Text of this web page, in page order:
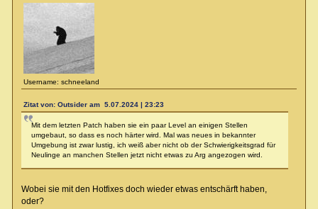
Username: schneeland
Zitat von: Outsider am 5.07.2024 | 23:23
Mit dem letzten Patch haben sie ein paar Level an einigen Stellen
umgebaut, so dass es noch härter wird. Mal was neues in bekannter
Umgebung ist zwar lustig, ich weiß aber nicht ob der Schwierigkeitsgrad für
Neulinge an manchen Stellen jetzt nicht etwas zu Arg angezogen wird.
Wobei sie mit den Hotfixes doch wieder etwas entschärft haben,
oder?